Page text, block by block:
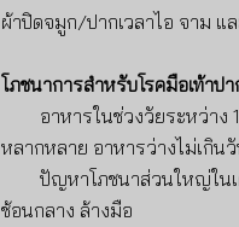
ผ้าปิดจมูก/ปากเวลาไอ จาม แ
โภชนาการสำหรับโรคมือเท้าปา
อาหารในช่วงวัยระหว่า
หลากหลาย อาหารว่างไม่เกิ
ปัญหาโภชนาส่วนใหญ่ในเ
ช้อนกลาง ล้างมือ